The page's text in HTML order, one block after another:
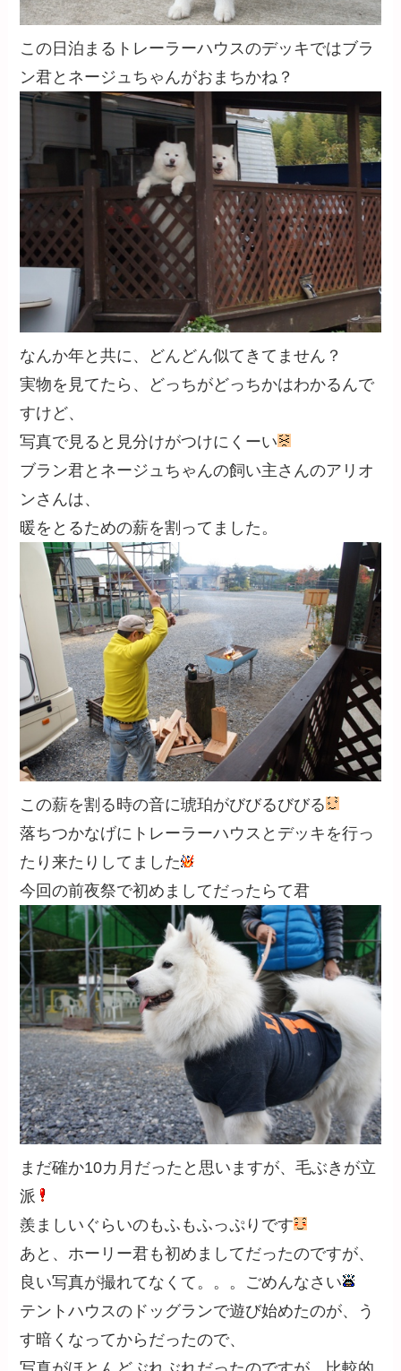
この日泊まるトレーラーハウスのデッキではブラ
ン君とネージュちゃんがおまちかね？
なんか年と共に、どんどん似てきてません？
実物を見てたら、どっちがどっちかはわかるんで
すけど、
写真で見ると見分けがつけにくーい
ブラン君とネージュちゃんの飼い主さんのアリオ
ンさんは、
暖をとるための薪を割ってました。
この薪を割る時の音に琥珀がびびるびびる
落ちつかなげにトレーラーハウスとデッキを行っ
たり来たりしてました
今回の前夜祭で初めましてだったらて君
まだ確か10カ月だったと思いますが、毛ぶきが立
派
羨ましいぐらいのもふもふっぷりです
あと、ホーリー君も初めましてだったのですが、
良い写真が撮れてなくて。。。ごめんなさい
テントハウスのドッグランで遊び始めたのが、う
す暗くなってからだったので、